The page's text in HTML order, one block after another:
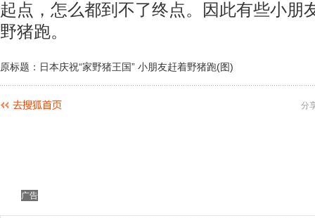
起点，怎么都到不了终点。因此有些小朋
野猪跑。
原标题：日本庆祝“家野猪王国” 小朋友赶着野猪跑(图)
分
广告